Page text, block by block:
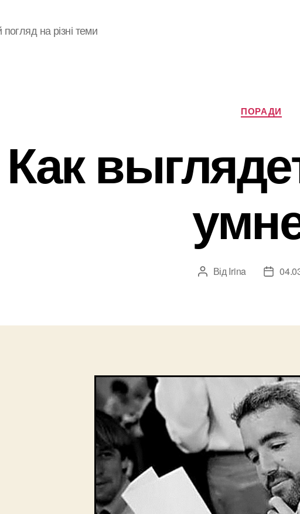
на різні теми
Категорії
ПОРАДИ
Как
Автор
Від Irina
Дата